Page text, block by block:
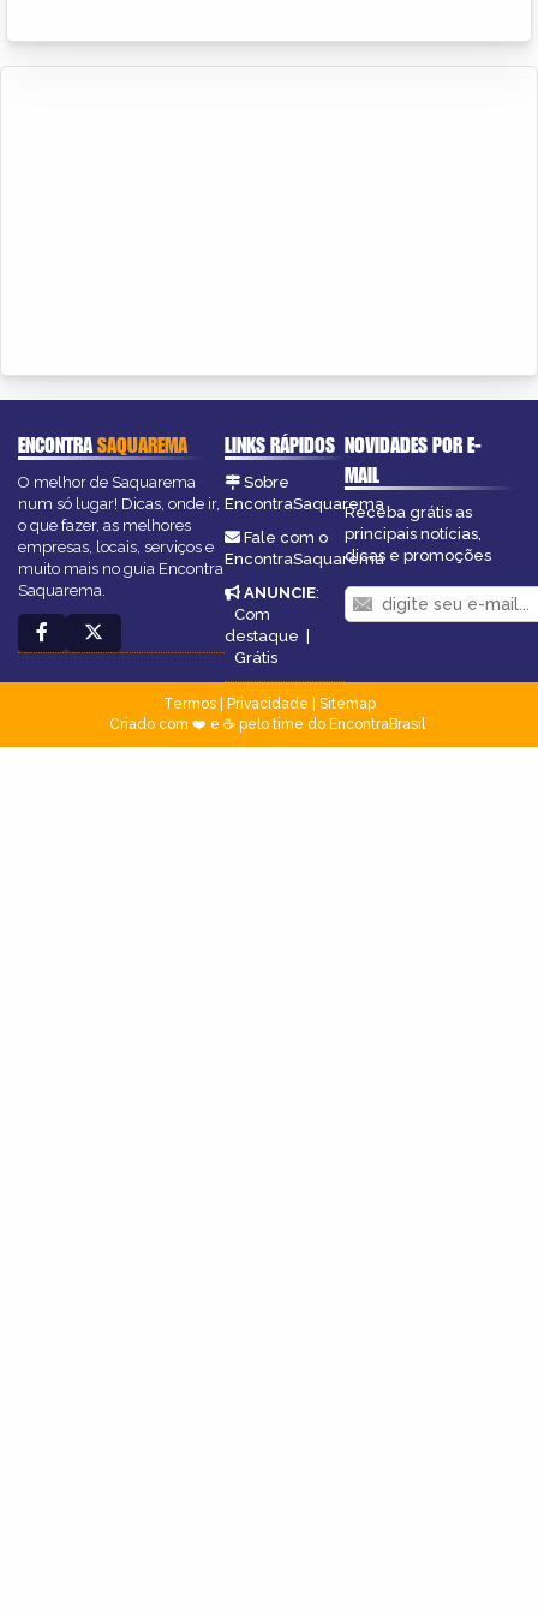
ENCONTRASAQUAREMA
O melhor de Saquarema
num só lugar! Dicas, onde ir,
o que fazer, as melhores
empresas, locais, serviços e
muito mais no guia Encontra
Saquarema.
LINKS RÁPIDOS
Sobre
EncontraSaquarema
Fale com o
EncontraSaquarema
ANUNCIE:
Com
destaque |
Grátis
NOVIDADES POR E-
MAIL
Receba grátis as
principais notícias,
dicas e promoções
Termos| Privacidade
Sitemap
Criado com ❤️ e ☕ pelo time do EncontraBrasil